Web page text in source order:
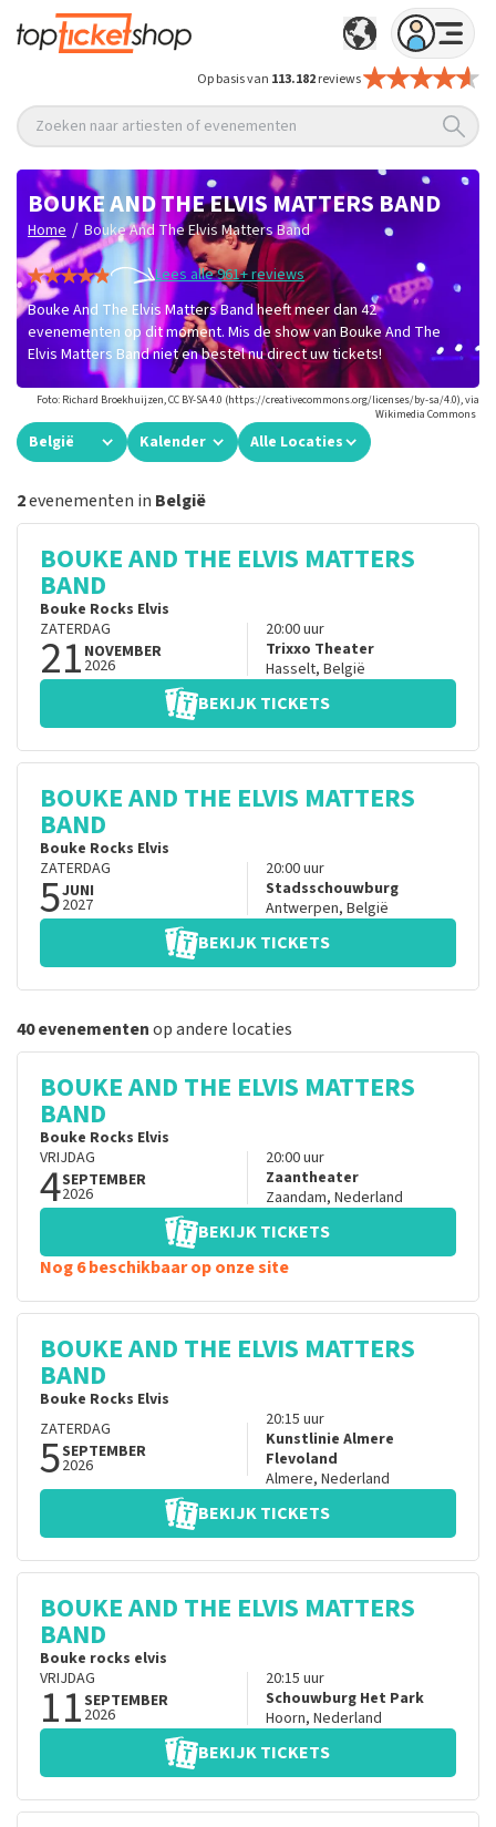
Op basis van 113.182reviews
Zoeken naar artiesten of evenementen
BOUKE AND THE ELVIS MATTERS BAND
Home / Bouke And The Elvis Matters Band
Lees alle 961+ reviews
Bouke And The Elvis Matters Band heeft meer dan 42
evenementen op dit moment. Mis de show van Bouke And The
Elvis Matters Band niet en bestel nu direct uw tickets!
Foto: Richard Broekhuijzen, CC BY-SA 4.0 (https://creativecommons.org/licenses/by-sa/4.0), via
Wikimedia Commons
België Kalender Alle Locaties
2evenementen in België
BOUKE AND THE ELVIS MATTERS
BAND
Bouke Rocks Elvis
ZATERDAG
21 NOVEMBER
2026
20:00uur
Trixxo Theater
Hasselt, België
BEKIJK TICKETS
BOUKE AND THE ELVIS MATTERS
BAND
Bouke Rocks Elvis
ZATERDAG
5JUNI
2027
20:00uur
Stadsschouwburg
Antwerpen, België
BEKIJK TICKETS
40 evenementenop andere locaties
BOUKE AND THE ELVIS MATTERS
BAND
Bouke Rocks Elvis
VRIJDAG
4SEPTEMBER
2026
20:00uur
Zaantheater
Zaandam, Nederland
BEKIJK TICKETS
Nog 6 beschikbaar op onze site
BOUKE AND THE ELVIS MATTERS
BAND
Bouke Rocks Elvis
ZATERDAG
5SEPTEMBER
2026
20:15 uur
Kunstlinie Almere
Flevoland
Almere, Nederland
BEKIJK TICKETS
BOUKE AND THE ELVIS MATTERS
BAND
Bouke rocks elvis
VRIJDAG
11SEPTEMBER
2026
20:15 uur
Schouwburg Het Park
Hoorn, Nederland
BEKIJK TICKETS